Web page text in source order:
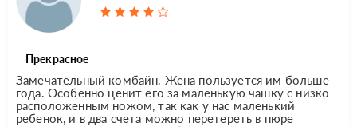
Прекрасное
Замечательный комбайн. Жена пользуется им больше
года. Особенно ценит его за маленькую чашку с низко
расположенным ножом, так как у нас маленький
ребенок, и в два счета можно перетереть в пюре